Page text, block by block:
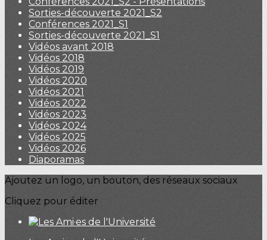
Sorties-découverte 2021_S2
Conférences 2021_S1
Sorties-découverte 2021_S1
Vidéos avant 2018
Vidéos 2018
Vidéos 2019
Vidéos 2020
Vidéos 2021
Vidéos 2022
Vidéos 2023
Vidéos 2024
Vidéos 2025
Vidéos 2026
Diaporamas
Ajoutez un logo, un bouton, des réseaux sociaux
Cliquez pour éditer